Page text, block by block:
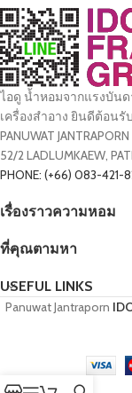
ไอดู น้ำหอมจากแรงบัน
เครื่องสำอาง ยินดีต้อน
PANUWAT JANTRAPORN
52/2 LADLUMKAEW,
PHONE: (+66) 083-421-
เรื่องราวความหอม
ที่คุณตามหา
USEFUL LINKS
Panuwat Jantraporn